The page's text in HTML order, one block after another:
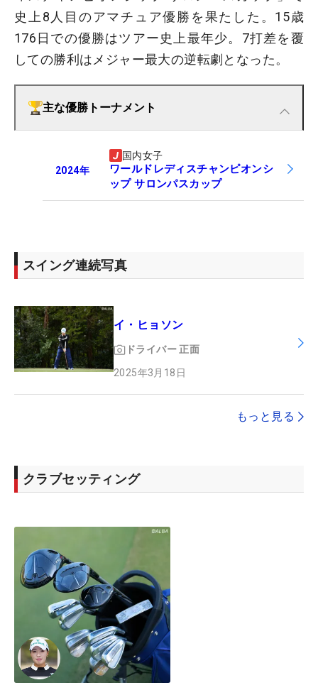
史上8人目のアマチュア優勝を果たした。15歳
176日での優勝はツアー史上最年少。7打差を覆
しての勝利はメジャー最大の逆転劇となった。
主な優勝トーナメント
2024年
国内女子
ワールドレディスチャンピオンシ
ップ サロンパスカップ
スイング連続写真
イ・ヒョソン
ドライバー 正面
2025年3月18日
もっと見る
クラブセッティング